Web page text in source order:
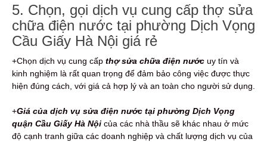
5. Chọn, gọi dịch vụ cung cấp thợ sửa
chữa điện nước tại phường Dịch Vọng
Cầu Giấy Hà Nội giá rẻ
+Chọn dịch vụ cung cấp thợ sửa chữa điện nước uy tín và
kinh nghiệm là rất quan trọng để đảm bảo công việc được thực
hiện đúng cách, với giá cả hợp lý và an toàn cho người sử dụng.
+Giá của dịch vụ sửa điện nước tại phường Dịch Vọng
quận Cầu Giấy Hà Nội của các nhà thầu sẽ khác nhau ở mức
độ cạnh tranh giữa các doanh nghiệp và chất lượng dịch vụ của